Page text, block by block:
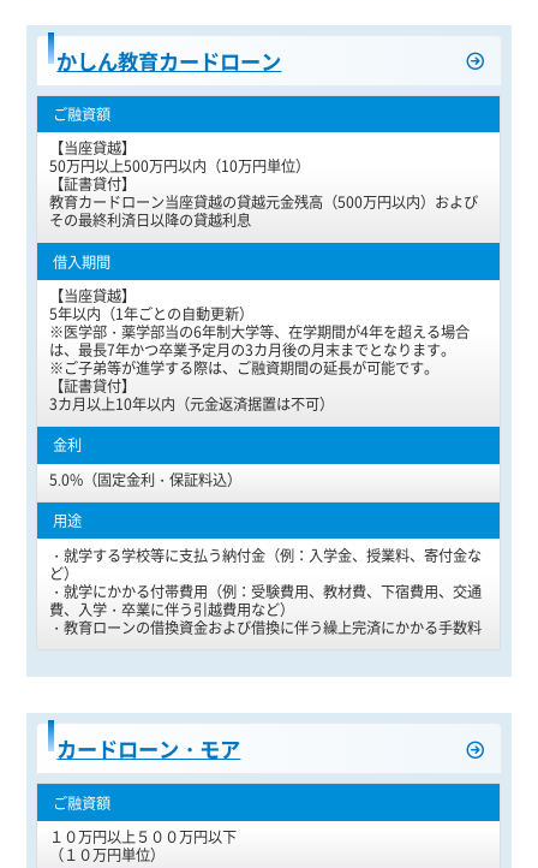
かしん教育カードローン
【当座貸越】
50万円以上500万円以内（10万円単位）
【証書貸付】
教育カードローン当座貸越の貸越元金残高（500万円以内）および
その最終利済日以降の貸越利息
【当座貸越】
5年以内（1年ごとの自動更新）
※医学部・薬学部当の6年制大学等、在学期間が4年を超える場合
は、最長7年かつ卒業予定月の3カ月後の月末までとなります。
※ご子弟等が進学する際は、ご融資期間の延長が可能です。
【証書貸付】
3カ月以上10年以内（元金返済据置は不可）
5.0%（固定金利・保証料込）
・就学する学校等に支払う納付金（例：入学金、授業料、寄付金な
ど）
・就学にかかる付帯費用（例：受験費用、教材費、下宿費用、交通
費、入学・卒業に伴う引越費用など）
・教育ローンの借換資金および借換に伴う繰上完済にかかる手数料
カードローン・モア
１０万円以上５００万円以下
（１０万円単位）